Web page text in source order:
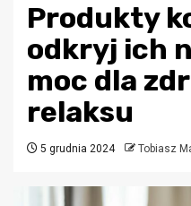
Produkty
odkryj ich
moc dla
relaksu
5 grudnia 2024 Tobiasz